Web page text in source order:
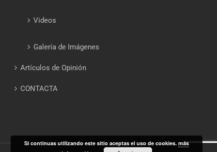
Videos
Galería de Imágenes
Artículos de Opinión
CONTACTA
Si continuas utilizando este sitio aceptas el uso de cookies.más